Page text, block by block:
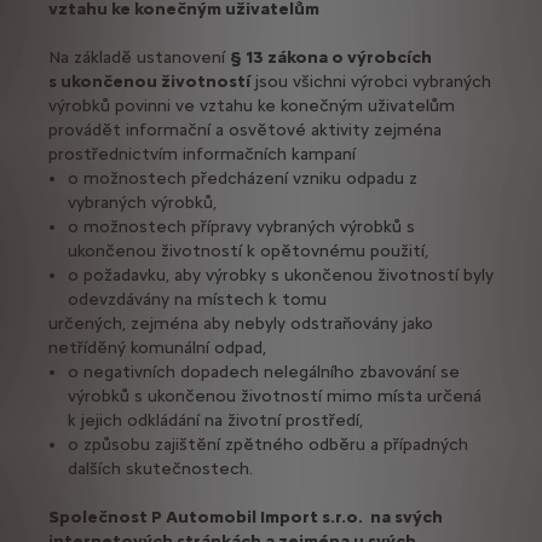
vztahu ke konečným uživatelům
Na základě ustanovení § 13 zákona o výrobcích
s ukončenou životnostíjsou všichni výrobci vybraných
výrobků povinni ve vztahu ke konečným uživatelům
provádět informační a osvětové aktivity zejména
prostřednictvím informačních kampaní
o možnostech předcházení vzniku odpadu z
vybraných výrobků,
o možnostech přípravy vybraných výrobků s
ukončenou životností k opětovnému použití,
o požadavku, aby výrobky s ukončenou životností byly
odevzdávány na místech k tomu
určených, zejména aby nebyly odstraňovány jako
netříděný komunální odpad,
o negativních dopadech nelegálního zbavování se
výrobků s ukončenou životností mimo místa určená
k jejich odkládání na životní prostředí,
o způsobu zajištění zpětného odběru a případných
dalších skutečnostech.
Společnost P Automobil Import s.r.o. na svých